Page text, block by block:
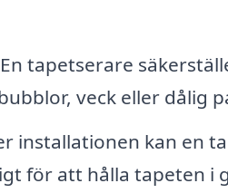
En tapetserare
veck eller dålig
installationen kan en
för att hålla tapeten i